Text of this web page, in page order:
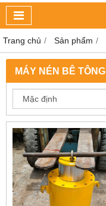
Trang chủ Sản phẩm
MÁY NÉN BÊ TÔNG